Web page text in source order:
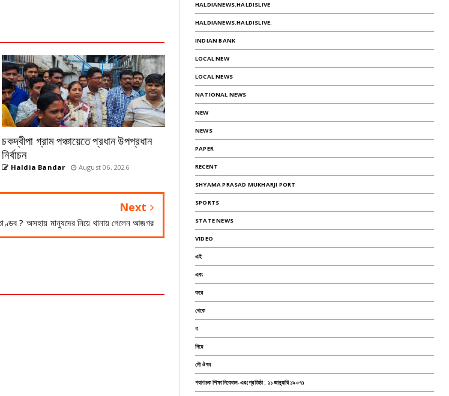
চকদ্বীপা গ্রাম পঞ্চায়েতে প্রধান উপপ্রধান
নির্বাচন
Haldia Bandar August 06, 2026
Next
? অসহায় মানুষদের নিয়ে থানায় গেলেন আজগর
HALDIANEWS.HALDISLIVE
HALDIANEWS.HALDISLIVE.
INDIAN BANK
LOCAL NEW
LOCAL NEWS
NATIONAL NEWS
NEW
NEWS
PAPER
RECENT
SHYAMA PRASAD MUKHARJI PORT
SPORTS
STATE NEWS
VIDEO
এই
এবং
করে
থেকে
ধ
নিয়ে
নৌ ঔষধ
পরাণচক শিক্ষানিকেতন-এর(প্রতিষ্ঠা : ১১ জানুয়ারি ১৯০৭)